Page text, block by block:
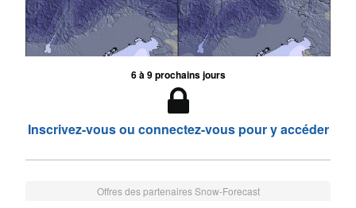
6 à 9 prochains jours
Inscrivez-vous ou connectez-vous pour y accéder
Offres des partenaires Snow-Forecast